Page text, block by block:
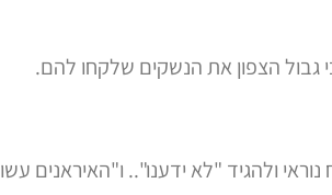
גבול הצפון את הנשקים שלקחו להם.
ולהגיד "לא ידענו".. ו"האיראנים עשו